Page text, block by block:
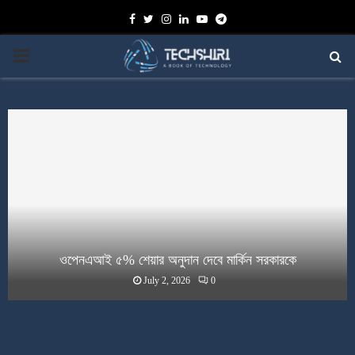
Facebook
TwitterInstagram
Linkedin
YoutubeTelegram
PRIMARY
ওপেনএআই ৫% শেয়ার অনুদান দেবে মার্কিন সরকারকে
July 2, 2026 0